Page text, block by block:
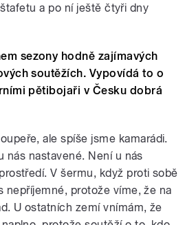
a po ní ještě čtyři dny
sezony hodně zajímavých
soutěžích. Vypovídá to o
pětibojaři v Česku dobrá
ale spíše jsme kamarádi.
nás nastavené. Není u nás
V šermu, když proti sobě
nepříjemné, protože víme, že na
U ostatních zemí vnímám, že